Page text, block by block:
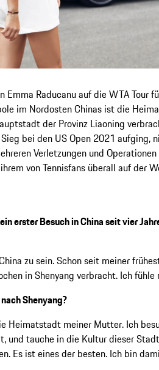
Emma Raducanu auf die WTA Tour
im Nordosten Chinas ist die
der Provinz Liaoning
bei den US Open 2021 aufging,
Verletzungen und
von Tennisfans überall auf der
erster Besuch in China seit vier
zu sein. Schon seit meiner
in Shenyang verbracht. Ich fühle
Shenyang?
Heimatstadt meiner Mutter. Ich
und tauche in die Kultur dieser
Es ist eines der besten. Ich bin